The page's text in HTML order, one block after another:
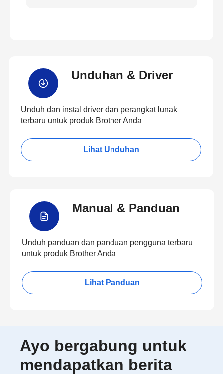
Unduhan & Driver
Unduh dan instal driver dan perangkat lunak
terbaru untuk produk Brother Anda
Lihat Unduhan
Manual & Panduan
Unduh panduan dan panduan pengguna terbaru
untuk produk Brother Anda
Lihat Panduan
Ayo bergabung untuk
mendapatkan berita